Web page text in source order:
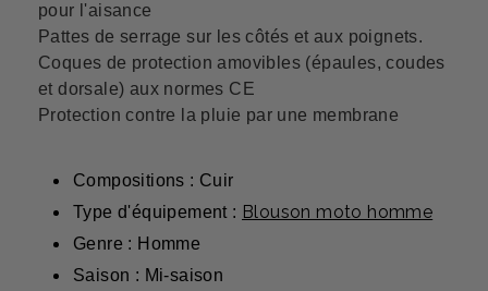
pour l'aisance
Pattes de serrage sur les côtés et aux poignets.
Coques de protection amovibles (épaules, coudes
et dorsale) aux normes CE
Protection contre la pluie par une membrane
Compositions : Cuir
Type d'équipement : Blouson moto homme
Genre : Homme
Saison : Mi-saison